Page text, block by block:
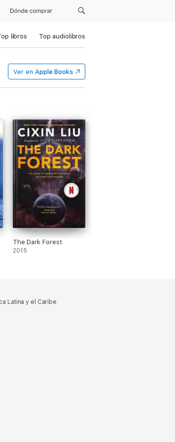
Dónde comprar
libros Top audiolibros
Ver en Apple Books
The Dark Forest
2015
Latina y el Caribe